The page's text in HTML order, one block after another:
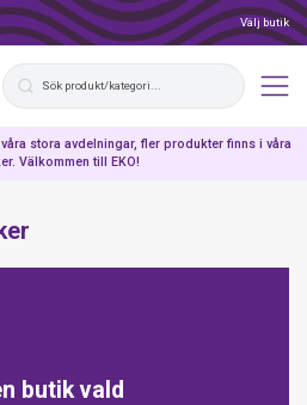
Välj butik
stora avdelningar, fler produkter finns i våra
Välkommen till EKO!
butik vald